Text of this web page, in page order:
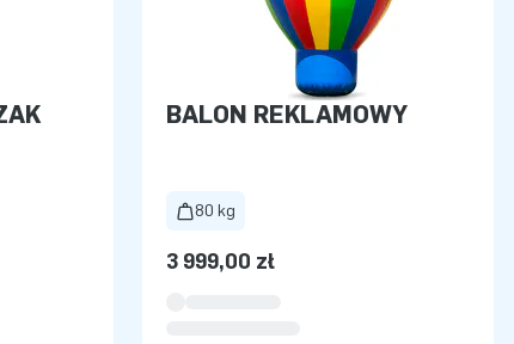
BALON REKLAMOWY
80 kg
3 999,00 zł